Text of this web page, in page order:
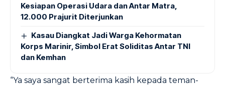
Kesiapan Operasi Udara dan Antar Matra,
12.000 Prajurit Diterjunkan
Kasau Diangkat Jadi Warga Kehormatan
Korps Marinir, Simbol Erat Soliditas Antar TNI
dan Kemhan
“Ya saya sangat berterima kasih kepada teman-